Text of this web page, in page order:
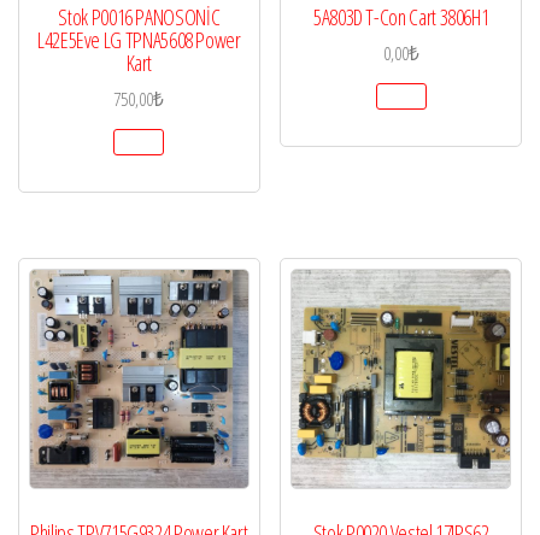
Stok P0016 PANOSONİC
L42E5Eve LG TPNA5608 Power
Kart
750,00₺
5A803D T-Con Cart 3806H1
0,00₺